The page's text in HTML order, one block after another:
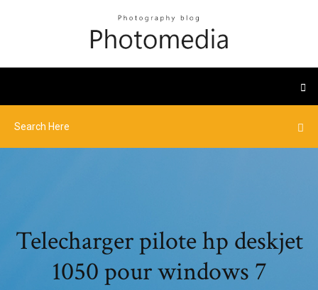
Telecharger pilote hp deskjet
1050 pour windows 7